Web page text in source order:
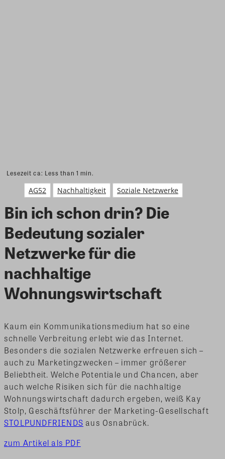
Lesezeit ca: Less than 1 min.
AG52 Nachhaltigkeit Soziale Netzwerke
Bin ich schon drin? Die
Bedeutung sozialer
Netzwerke für die
nachhaltige
Wohnungswirtschaft
Kaum ein Kommunikationsmedium hat so eine
schnelle Verbreitung erlebt wie das Internet.
Besonders die sozialen Netzwerke erfreuen sich –
auch zu Marketingzwecken – immer größerer
Beliebtheit. Welche Potentiale und Chancen, aber
auch welche Risiken sich für die nachhaltige
Wohnungswirtschaft dadurch ergeben, weiß Kay
Stolp, Geschäftsführer der Marketing-Gesellschaft
STOLPUNDFRIENDS aus Osnabrück.
zum Artikel als PDF